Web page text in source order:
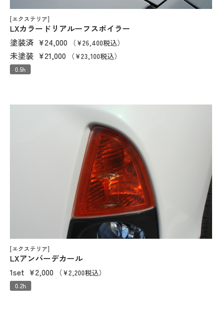
[エクステリア]
LXカラードリアルーフスポイラー
塗装済 ¥24,000 （¥26,400税込）
未塗装 ¥21,000 （¥23,100税込）
0.5h
[エクステリア]
LXアンバーデカール
1set ¥2,000 （¥2,200税込）
0.2h